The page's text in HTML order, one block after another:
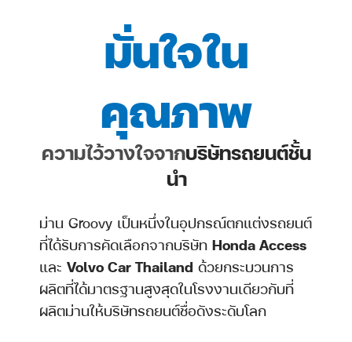
มั่นใจใน
คุณภาพ
ความไว้วางใจจากบริษัทรถยนต์ชั้น
นำ
ม่าน Groovy เป็นหนึ่งในอุปกรณ์ตกแต่งรถยนต์
ที่ได้รับการคัดเลือกจากบริษัท Honda Access
และ Volvo Car Thailand ด้วยกระบวนการ
ผลิตที่ได้มาตรฐานสูงสุดในโรงงานเดียวกับที่
ผลิตม่านให้บริษัทรถยนต์ชื่อดังระดับโลก